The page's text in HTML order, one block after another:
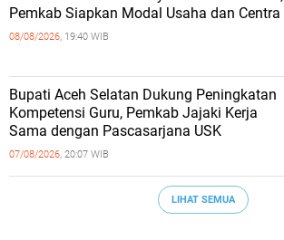
Pemkab Siapkan Modal Usaha dan Centra
08/08/2026, 19:40 WIB
Bupati Aceh Selatan Dukung Peningkatan
Kompetensi Guru, Pemkab Jajaki Kerja
Sama dengan Pascasarjana USK
07/08/2026, 20:07 WIB
LIHAT SEMUA